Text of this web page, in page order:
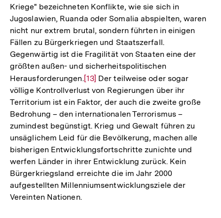
Kriege" bezeichneten Konflikte, wie sie sich in
Jugoslawien, Ruanda oder Somalia abspielten, waren
nicht nur extrem brutal, sondern führten in einigen
Fällen zu Bürgerkriegen und Staatszerfall.
Gegenwärtig ist die Fragilität von Staaten eine der
größten außen- und sicherheitspolitischen
Herausforderungen.Zur
Auflösung
der
Fußnote
[13] Der teilweise oder sogar
völlige Kontrollverlust von Regierungen über ihr
Territorium ist ein Faktor, der auch die zweite große
Bedrohung – den internationalen Terrorismus –
zumindest begünstigt. Krieg und Gewalt führen zu
unsäglichem Leid für die Bevölkerung, machen alle
bisherigen Entwicklungsfortschritte zunichte und
werfen Länder in ihrer Entwicklung zurück. Kein
Bürgerkriegsland erreichte die im Jahr 2000
aufgestellten Millenniumsentwicklungsziele der
Vereinten Nationen.